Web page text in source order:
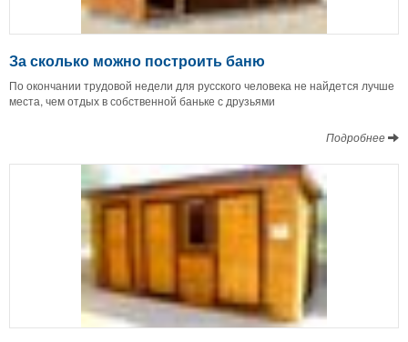
За сколько можно построить баню
По окончании трудовой недели для русского человека не найдется лучше
места, чем отдых в собственной баньке с друзьями
Подробнее